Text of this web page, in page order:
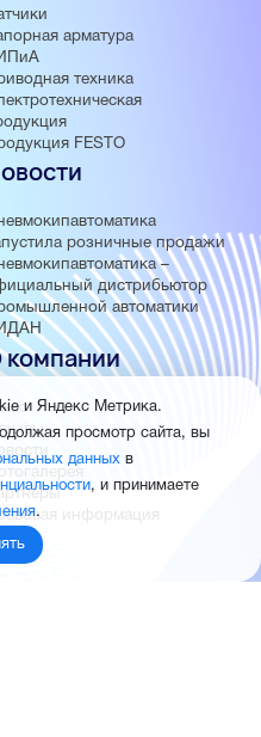
арматура
техника
FESTO
розничные продажи
–
дистрибьютор
автоматики
информация
и Яндекс Метрика.
просмотр сайта, вы
данных в
, и принимаете
.